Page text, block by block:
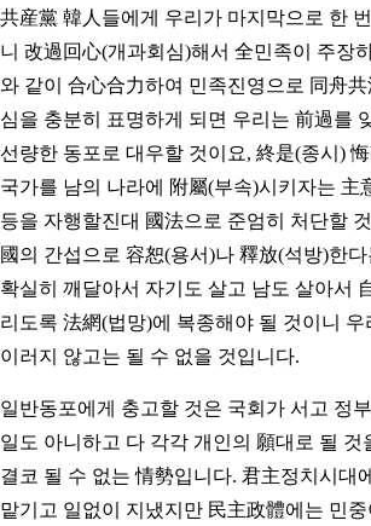
共産黨 韓人들에게 우리가 마지막으로 한
니 改過回心(개과회심)해서 全민족이 주장
와 같이 合心合力하여 민족진영으로 同舟
심을 충분히 표명하게 되면 우리는 前過를
선량한 동포로 대우할 것이요, 終是(종시)
국가를 남의 나라에 附屬(부속)시키자는 主
등을 자행할진대 國法으로 준엄히 처단할
國의 간섭으로 容恕(용서)나 釋放(석방)한
확실히 깨달아서 자기도 살고 남도 살아서
리도록 法網(법망)에 복종해야 될 것이니 우
이러지 않고는 될 수 없을 것입니다.
일반동포에게 충고할 것은 국회가 서고 정
일도 아니하고 다 각각 개인의 願대로 될 것
결코 될 수 없는 情勢입니다. 君主정치시대
맡기고 일없이 지냈지만 民主政體에는 민